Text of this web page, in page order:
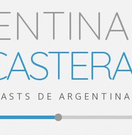
DE ARGENTINA